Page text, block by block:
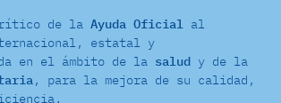
de la Ayuda Oficial al
estatal y
en el ámbito de la salud y de la
, para la mejora de su calidad,